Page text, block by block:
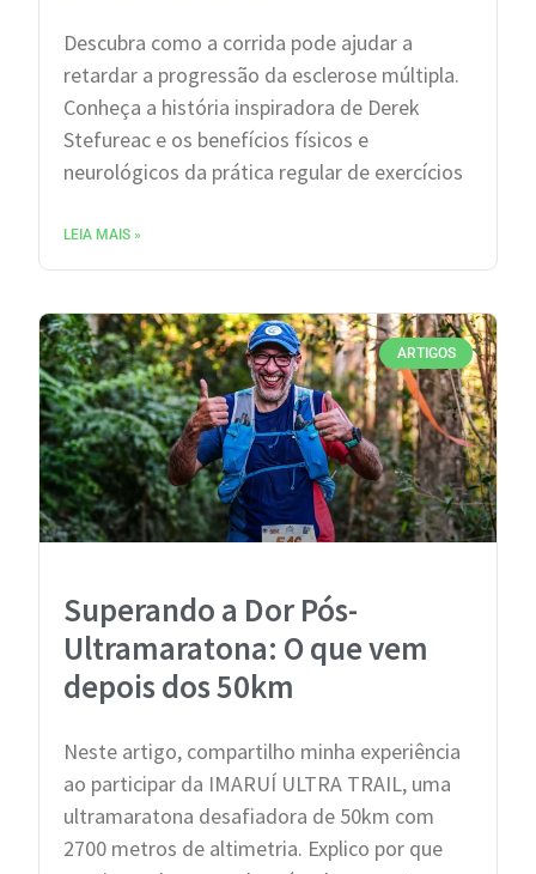
Descubra como a corrida pode ajudar a
retardar a progressão da esclerose múltipla.
Conheça a história inspiradora de Derek
Stefureac e os benefícios físicos e
neurológicos da prática regular de exercícios
LEIA MAIS »
ARTIGOS
Superando a Dor Pós-
Ultramaratona: O que vem
depois dos 50km
Neste artigo, compartilho minha experiência
ao participar da IMARUÍ ULTRA TRAIL, uma
ultramaratona desafiadora de 50km com
2700 metros de altimetria. Explico por que